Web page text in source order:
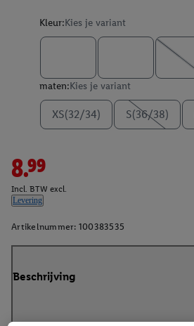
Kleur:Kies je variant
maten:Kies je variant
XS(32/34) S(36/38)
8.99
Incl. BTW excl.
Levering
Artikelnummer: 100383535
Beschrijving